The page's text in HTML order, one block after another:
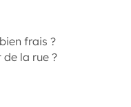
frais ?
la rue ?